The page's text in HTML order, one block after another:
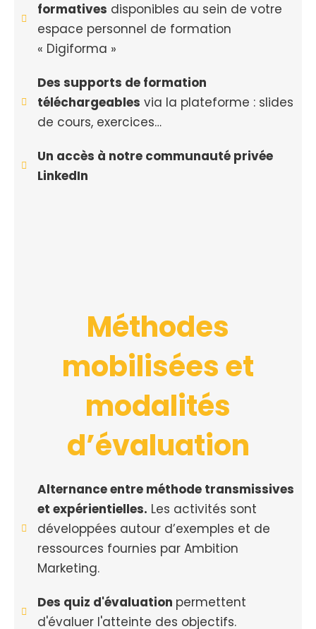
formatives disponibles au sein de votre
espace personnel de formation
« Digiforma »
Des supports de formation
téléchargeables via la plateforme : slides
de cours, exercices…
Un accès à notre communauté privée
LinkedIn
Méthodes
mobilisées et
modalités
d’évaluation
Alternance entre méthode transmissives
et expérientielles. Les activités sont
développées autour d’exemples et de
ressources fournies par Ambition
Marketing.
Des quiz d'évaluation permettent
d'évaluer l'atteinte des objectifs.